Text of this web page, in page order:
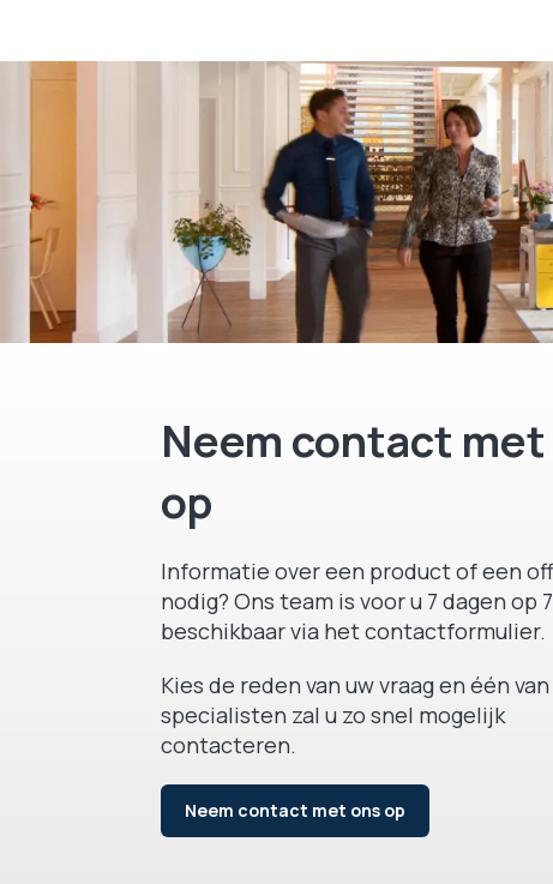
Neem contact
op
Informatie over een product of een
nodig? Ons team is voor u 7 dagen op 7
beschikbaar via het contactformulier.
Kies de reden van uw vraag en één
specialisten zal u zo snel mogelijk
contacteren.
Neem contact met ons op